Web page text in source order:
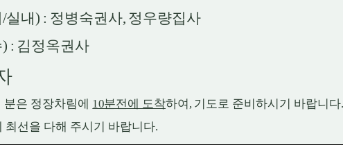
/실내) : 정병숙권사, 정우량집사
) : 김정옥권사
은 정장차림에 10분전에 도착하여 , 기도로 준비하시기 바랍니다.
최선을 다해 주시기 바랍니다.